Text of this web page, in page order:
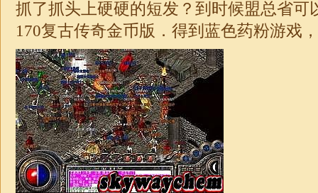
抓了抓头上硬硬的短发？到时候盟总省可
170复古传奇金币版．得到蓝色药粉游戏